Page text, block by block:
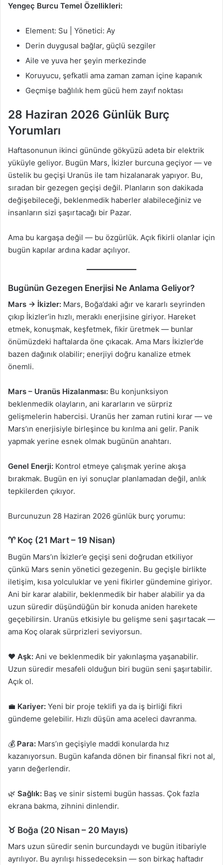
Yengeç Burcu Temel Özellikleri:
Element: Su | Yönetici: Ay
Derin duygusal bağlar, güçlü sezgiler
Aile ve yuva her şeyin merkezinde
Koruyucu, şefkatli ama zaman zaman içine kapanık
Geçmişe bağlılık hem gücü hem zayıf noktası
28 Haziran 2026 Günlük Burç
Yorumları
Haftasonunun ikinci gününde gökyüzü adeta bir elektrik
yüküyle geliyor. Bugün Mars, İkizler burcuna geçiyor — ve
üstelik bu geçişi Uranüs ile tam hizalanarak yapıyor. Bu,
sıradan bir gezegen geçişi değil. Planların son dakikada
değişebileceği, beklenmedik haberler alabileceğiniz ve
insanların sizi şaşırtacağı bir Pazar.
Ama bu kargaşa değil — bu özgürlük. Açık fikirli olanlar için
bugün kapılar ardına kadar açılıyor.
Bugünün Gezegen Enerjisi Ne Anlama Geliyor?
Mars → İkizler: Mars, Boğa’daki ağır ve kararlı seyrinden
çıkıp İkizler’in hızlı, meraklı enerjisine giriyor. Hareket
etmek, konuşmak, keşfetmek, fikir üretmek — bunlar
önümüzdeki haftalarda öne çıkacak. Ama Mars İkizler’de
bazen dağınık olabilir; enerjiyi doğru kanalize etmek
önemli.
Mars – Uranüs Hizalanması: Bu konjunksiyon
beklenmedik olayların, ani kararların ve sürpriz
gelişmelerin habercisi. Uranüs her zaman rutini kırar — ve
Mars’ın enerjisiyle birleşince bu kırılma ani gelir. Panik
yapmak yerine esnek olmak bugünün anahtarı.
Genel Enerji: Kontrol etmeye çalışmak yerine akışa
bırakmak. Bugün en iyi sonuçlar planlamadan değil, anlık
tepkilerden çıkıyor.
Burcunuzun 28 Haziran 2026 günlük burç yorumu:
♈ Koç (21 Mart – 19 Nisan)
Bugün Mars’ın İkizler’e geçişi seni doğrudan etkiliyor
çünkü Mars senin yönetici gezegenin. Bu geçişle birlikte
iletişim, kısa yolculuklar ve yeni fikirler gündemine giriyor.
Ani bir karar alabilir, beklenmedik bir haber alabilir ya da
uzun süredir düşündüğün bir konuda aniden harekete
geçebilirsin. Uranüs etkisiyle bu gelişme seni şaşırtacak —
ama Koç olarak sürprizleri seviyorsun.
❤️ Aşk: Ani ve beklenmedik bir yakınlaşma yaşanabilir.
Uzun süredir mesafeli olduğun biri bugün seni şaşırtabilir.
Açık ol.
💼 Kariyer: Yeni bir proje teklifi ya da iş birliği fikri
gündeme gelebilir. Hızlı düşün ama aceleci davranma.
💰 Para: Mars’ın geçişiyle maddi konularda hız
kazanıyorsun. Bugün kafanda dönen bir finansal fikri not al,
yarın değerlendir.
🌿 Sağlık: Baş ve sinir sistemi bugün hassas. Çok fazla
ekrana bakma, zihnini dinlendir.
♉ Boğa (20 Nisan – 20 Mayıs)
Mars uzun süredir senin burcundaydı ve bugün itibariyle
ayrılıyor. Bu ayrılışı hissedeceksin — son birkaç haftadır